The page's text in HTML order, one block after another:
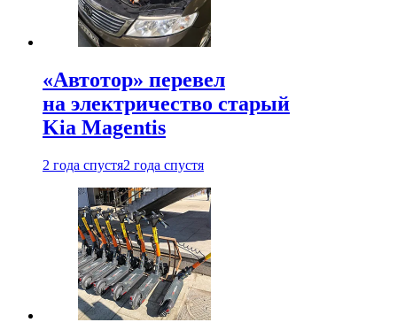
«Автотор» перевел
на электричество старый
Kia Magentis
2 года спустя2 года спустя